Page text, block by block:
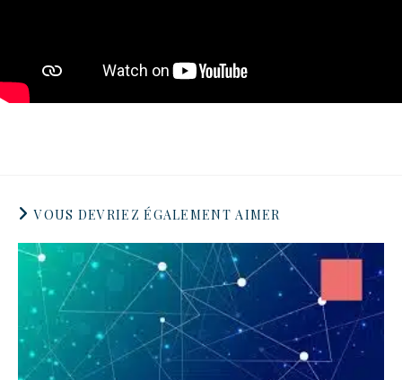
VOUS DEVRIEZ ÉGALEMENT AIMER